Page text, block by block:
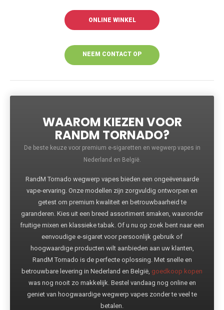
ONLINE WINKEL
NEEM CONTACT OP
WAAROM KIEZEN VOOR
RANDM TORNADO?
De beste keuze voor premium e-sigaretten en wegwerp vapes in
Nederland en België.
RandM Tornado wegwerp vapes bieden een ongeëvenaarde
vape-ervaring. Onze modellen zijn zorgvuldig ontworpen en
getest om premium kwaliteit en betrouwbaarheid te
garanderen. Kies uit een breed assortiment smaken, waaronder
fruitige mixen en klassieke tabak. Of u nu op zoek bent naar een
eenvoudige e-sigaret voor persoonlijk gebruik of
hoogwaardige producten wilt aanbieden aan uw klanten,
RandM Tornado is de perfecte oplossing. Met snelle en
betrouwbare levering in Nederland en België, goedkoop kopen
was nog nooit zo makkelijk. Bestel vandaag nog online en
geniet van hoogwaardige wegwerp vapes zonder te veel te
betalen.